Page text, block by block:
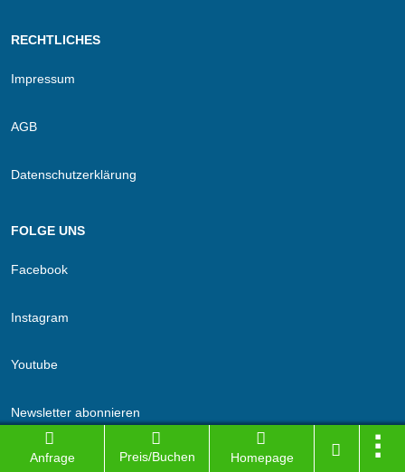
Anfrage Preis/Buchen Homepage
RECHTLICHES
Impressum
AGB
Datenschutzerklärung
FOLGE UNS
Facebook
Instagram
Youtube
Newsletter abonnieren